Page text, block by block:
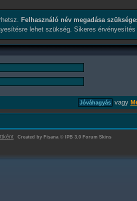
Felhasználó név megadása
lehet szükség. Sikeres
vagy
Created by Fisana © IPB 3.0 Forum Skins